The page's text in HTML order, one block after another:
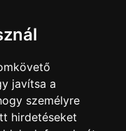
javítsa a
személyre
hirdetéseket